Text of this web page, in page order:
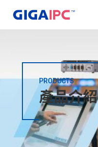
PRODUCTS
產品介紹
產品介紹
工業級主機板
嵌入式系統